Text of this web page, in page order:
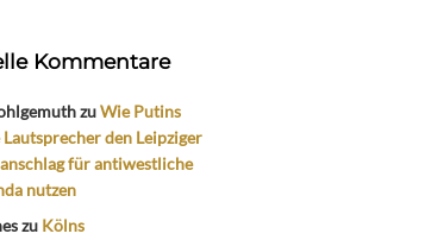
Kommentare
zuWie Putins
den Leipziger
für antiwestliche
nutzen
zu Kölns